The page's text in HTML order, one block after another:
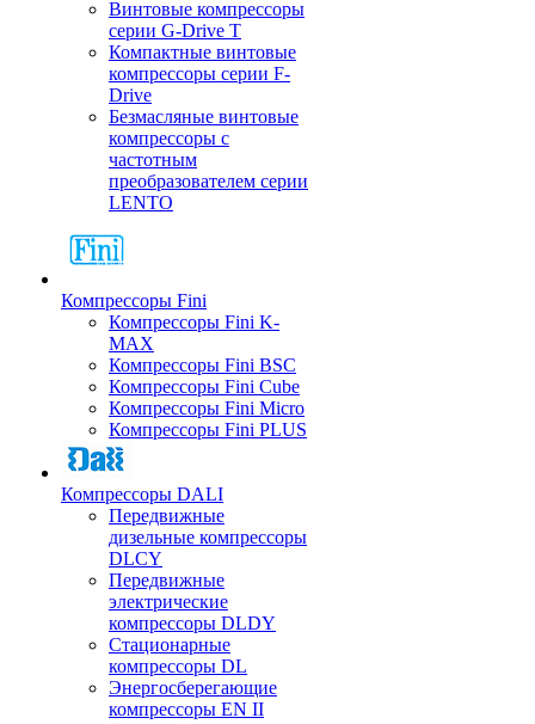
Винтовые компрессоры
серии G-Drive T
Компактные винтовые
компрессоры серии F-
Drive
Безмасляные винтовые
компрессоры с
частотным
преобразователем серии
LENTO
Компрессоры Fini
Компрессоры Fini K-
MAX
Компрессоры Fini BSC
Компрессоры Fini Cube
Компрессоры Fini Micro
Компрессоры Fini PLUS
Компрессоры DALI
Передвижные
дизельные компрессоры
DLCY
Передвижные
электрические
компрессоры DLDY
Стационарные
компрессоры DL
Энергосберегающие
компрессоры EN II